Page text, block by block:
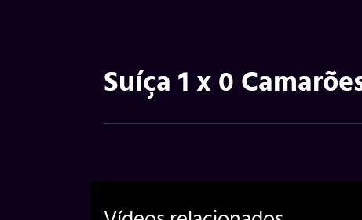
Suíça 1 x 0